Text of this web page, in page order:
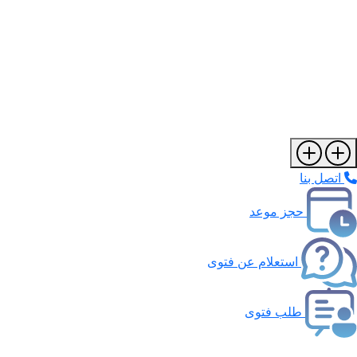
اتصل بنا
حجز موعد
استعلام عن فتوى
طلب فتوى